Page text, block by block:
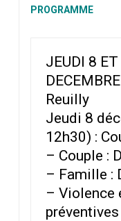
PROGRAMME
JEUDI 8
Reuilly
Jeudi 8
12h30) :
– Couple :
– Famille :
– Violence